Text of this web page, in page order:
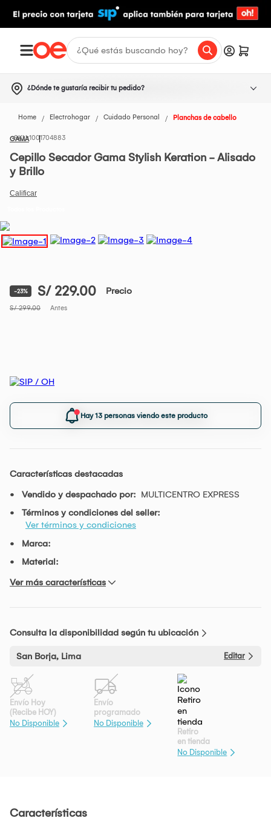
¿Dónde te gustaría recibir tu pedido?
Home Electrohogar Cuidado Personal Planchas de cabello
GAMA1001704883
Cepillo Secador Gama Stylish Keration - Alisado
y Brillo
-23% S/ 229.00 Precio
S/ 299.00 Antes
Hay 13 personas viendo este producto
Características destacadas
Vendido y despachado por: MULTICENTRO EXPRESS
Términos y condiciones del seller:
Ver términos y condiciones
Marca:
Material:
Ver más características
Consulta la disponibilidad según tu ubicación
San Borja, Lima Editar
Envío Hoy
(Recibe HOY)
No Disponible
Envío
programado
No Disponible
Retiro
en tienda
No Disponible
Características